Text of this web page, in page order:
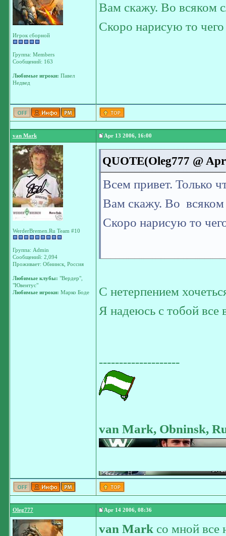
Игрок сборной
Группа: Members
Сообщений: 163
Любимые игроки: Павел
Недвед
Вам скажу. Во всяком
Скоро нарисую то чего
van Mark Apr 13 2006, 16:00
WerderBremen.Ru Team #10
Группа: Admin
Сообщений: 2,094
Проживает: Обнинск, Россия
Любимые клубы: "Вердер",
"Ювентус"
Любимые игроки: Марко Боде
QUOTE(Oleg777 @
Всем привет. Только
Вам скажу. Во всяком
Скоро нарисую то
C нетерпением
Я надеюсь с тобой все
--------------------
van Mark, Obninsk,
Oleg777 Apr 14 2006, 08:36
van Mark со мной все